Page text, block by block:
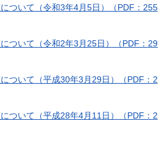
ついて（令和3年4月5日）（PDF：255
ついて（令和2年3月25日）（PDF：29
ついて（平成30年3月29日）（PDF：2
ついて（平成28年4月11日）（PDF：2